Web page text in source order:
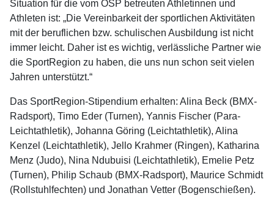
Situation für die vom OSP betreuten Athletinnen und
Athleten ist: „Die Vereinbarkeit der sportlichen Aktivitäten
mit der beruflichen bzw. schulischen Ausbildung ist nicht
immer leicht. Daher ist es wichtig, verlässliche Partner wie
die SportRegion zu haben, die uns nun schon seit vielen
Jahren unterstützt.“
Das SportRegion-Stipendium erhalten: Alina Beck (BMX-
Radsport), Timo Eder (Turnen), Yannis Fischer (Para-
Leichtathletik), Johanna Göring (Leichtathletik), Alina
Kenzel (Leichtathletik), Jello Krahmer (Ringen), Katharina
Menz (Judo), Nina Ndubuisi (Leichtathletik), Emelie Petz
(Turnen), Philip Schaub (BMX-Radsport), Maurice Schmidt
(Rollstuhlfechten) und Jonathan Vetter (Bogenschießen).